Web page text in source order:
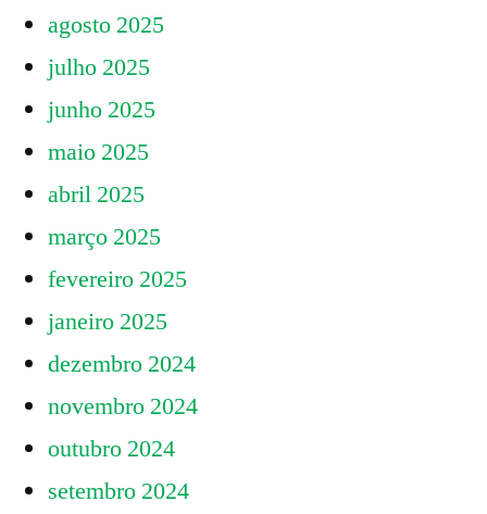
agosto 2025
julho 2025
junho 2025
maio 2025
abril 2025
março 2025
fevereiro 2025
janeiro 2025
dezembro 2024
novembro 2024
outubro 2024
setembro 2024